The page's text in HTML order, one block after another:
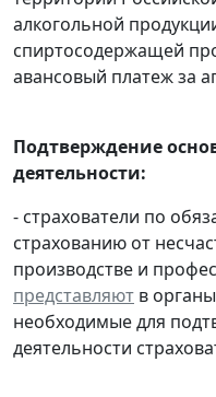
алкогольной
спиртосодержащей
авансовый платеж за
Подтверждение
деятельности:
- страхователи по
страхованию от
производстве и
представляют в
необходимые для
деятельности